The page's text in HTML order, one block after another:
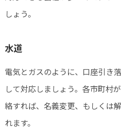
しょう。
水道
電気とガスのように、口座引き
して対応しましょう。各市町村
絡すれば、名義変更、もしくは
れます。